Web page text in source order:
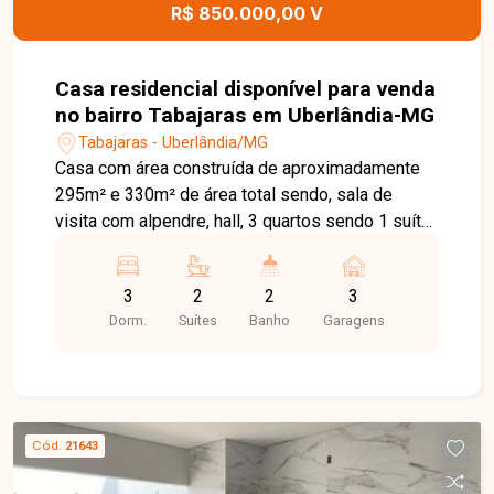
R$ 850.000,00 V
Casa residencial disponível para venda
no bairro Tabajaras em Uberlândia-MG
Tabajaras - Uberlândia/MG
Casa com área construída de aproximadamente
295m² e 330m² de área total sendo, sala de
visita com alpendre, hall, 3 quartos sendo 1 suíte
e box, cozinha planejada com armários, área de
serviço com banheiro, espaço gourmet,
despensa com armários e anexo (Local para
Deposito de agua Quente de Quinhentos Litros.
(500.l), portões Basculantes e 3 vagas de
garagem. Agende agora mesmo uma visita e
3
Dorm.
2
Suítes
2
Banho
3
Garagens
Cód. 21643